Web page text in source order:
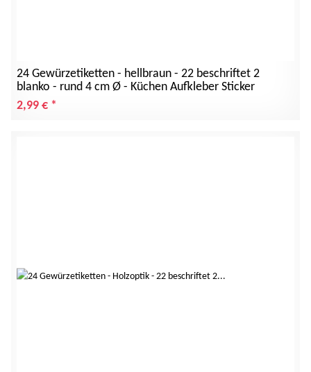
24 Gewürzetiketten - hellbraun - 22 beschriftet 2
blanko - rund 4 cm Ø - Küchen Aufkleber Sticker
2,99 € *